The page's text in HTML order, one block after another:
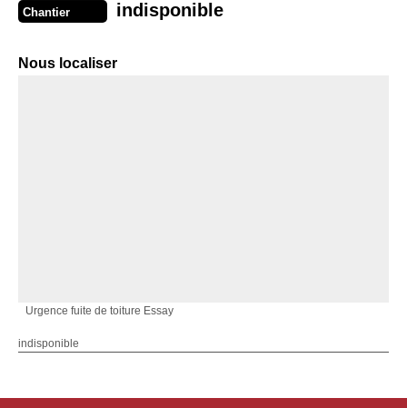
Chantier indisponible
Nous localiser
Urgence fuite de toiture Essay
indisponible